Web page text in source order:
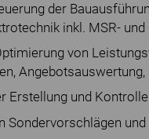
der
inkl. MSR-
von
Erstellung und
Sondervorschlägen